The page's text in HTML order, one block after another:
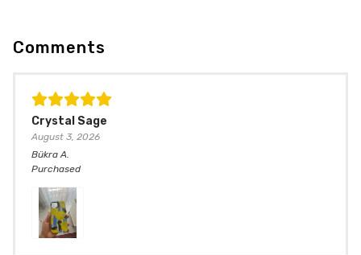
Comments
Crystal Sage
August 3, 2026
Bükra A.
Purchased